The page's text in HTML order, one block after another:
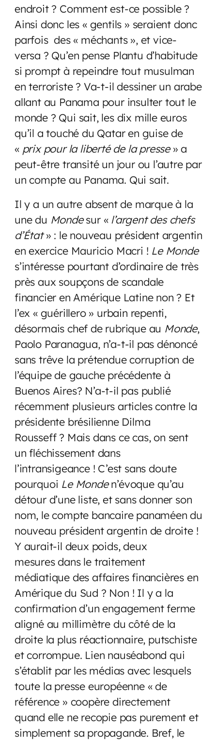
endroit ? Comment est-ce possible ?
Ainsi donc les « gentils » seraient donc
parfois des « méchants », et vice-
versa ? Qu’en pense Plantu d’habitude
si prompt à repeindre tout musulman
en terroriste ? Va-t-il dessiner un arabe
allant au Panama pour insulter tout le
monde ? Qui sait, les dix mille euros
qu’il a touché du Qatar en guise de
« prix pour la liberté de la presse» a
peut-être transité un jour ou l’autre par
un compte au Panama. Qui sait.
Il y a un autre absent de marque à la
une du Mondesur « l’argent des chefs
d’État» : le nouveau président argentin
en exercice Mauricio Macri ! Le Monde
s’intéresse pourtant d’ordinaire de très
près aux soupçons de scandale
financier en Amérique Latine non ? Et
l’ex « guérillero » urbain repenti,
désormais chef de rubrique au Monde,
Paolo Paranagua, n’a-t-il pas dénoncé
sans trêve la prétendue corruption de
l’équipe de gauche précédente à
Buenos Aires? N’a-t-il pas publié
récemment plusieurs articles contre la
présidente brésilienne Dilma
Rousseff ? Mais dans ce cas, on sent
un fléchissement dans
l’intransigeance ! C’est sans doute
pourquoi Le Monden’évoque qu’au
détour d’une liste, et sans donner son
nom, le compte bancaire panaméen du
nouveau président argentin de droite !
Y aurait-il deux poids, deux
mesures dans le traitement
médiatique des affaires financières en
Amérique du Sud ? Non ! Il y a la
confirmation d’un engagement ferme
aligné au millimètre du côté de la
droite la plus réactionnaire, putschiste
et corrompue. Lien nauséabond qui
s’établit par les médias avec lesquels
toute la presse européenne « de
référence » coopère directement
quand elle ne recopie pas purement et
simplement sa propagande. Bref, le